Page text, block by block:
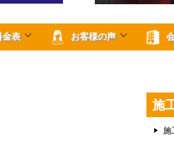
金表 お客様の声
施
施